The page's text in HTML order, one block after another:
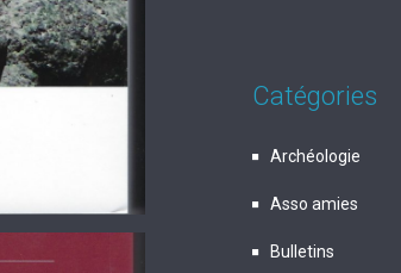
Catégories
Archéologie
Asso amies
Bulletins